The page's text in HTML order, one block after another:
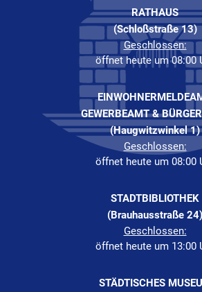
RATHAUS
(Schloßstraße 13)
Klicken, um weitere
Geschlossen:
öffnet heute um 08:00
GEWERBEAMT &
(Haugwitzwinkel 1)
Klicken, um weitere
Geschlossen:
öffnet heute um 08:00
STADTBIBLIOTHEK
(Brauhausstraße 24)
Klicken, um weitere
Geschlossen:
öffnet heute um 13:00
STÄDTISCHES